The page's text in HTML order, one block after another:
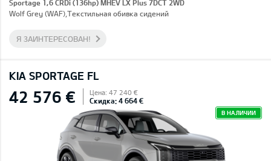
Sportage 1,6 CRDi (136hp) MHEV LX Plus 7DCT 2WD
Wolf Grey (WAF),Текстильная обивка сидений
Я ЗАИНТЕРЕСОВАН!
KIA SPORTAGE FL
42 576 € Цена: 47 240 €
Скидка: 4 664 €
В НАЛИЧИИ